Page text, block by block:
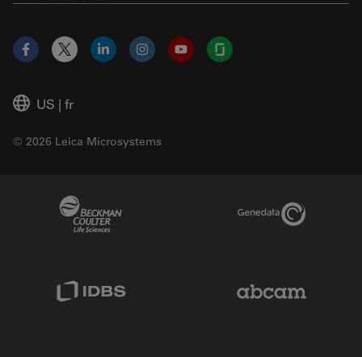
US | fr
© 2026 Leica Microsystems
Facebook
X LinkedInInstagramYouTubeGlassdoor
Genedata Link